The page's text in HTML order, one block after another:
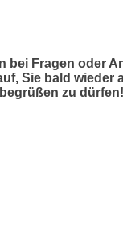
bei Fragen oder
Sie bald wieder
begrüßen zu dürfen!